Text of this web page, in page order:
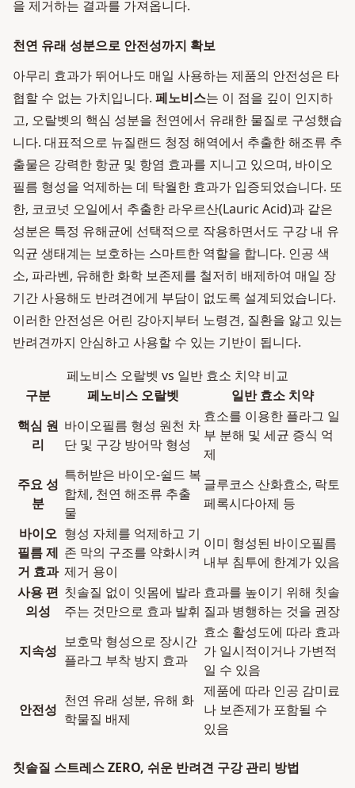
을 제거하는 결과를 가져옵니다.
천연 유래 성분으로 안전성까지 확보
아무리 효과가 뛰어나도 매일 사용하는 제품의 안전성은 타
협할 수 없는 가치입니다. 페노비스는 이 점을 깊이 인지하
고, 오랄벳의 핵심 성분을 천연에서 유래한 물질로 구성했습
니다. 대표적으로 뉴질랜드 청정 해역에서 추출한 해조류 추
출물은 강력한 항균 및 항염 효과를 지니고 있으며, 바이오
필름 형성을 억제하는 데 탁월한 효과가 입증되었습니다. 또
한, 코코넛 오일에서 추출한 라우르산(Lauric Acid)과 같은
성분은 특정 유해균에 선택적으로 작용하면서도 구강 내 유
익균 생태계는 보호하는 스마트한 역할을 합니다. 인공 색
소, 파라벤, 유해한 화학 보존제를 철저히 배제하여 매일 장
기간 사용해도 반려견에게 부담이 없도록 설계되었습니다.
이러한 안전성은 어린 강아지부터 노령견, 질환을 앓고 있는
반려견까지 안심하고 사용할 수 있는 기반이 됩니다.
페노비스 오랄벳 vs 일반 효소 치약 비교
구분
페노비스 오랄벳
일반 효소 치약
핵심 원
리
바이오필름 형성 원천 차
단 및 구강 방어막 형성
효소를 이용한 플라그 일
부 분해 및 세균 증식 억
제
주요 성
분
특허받은 바이오-쉴드 복
합체, 천연 해조류 추출
물
글루코스 산화효소, 락토
페록시다아제 등
바이오
필름 제
거 효과
형성 자체를 억제하고 기
존 막의 구조를 약화시켜
제거 용이
이미 형성된 바이오필름
내부 침투에 한계가 있음
사용 편
의성
칫솔질 없이 잇몸에 발라
주는 것만으로 효과 발휘
효과를 높이기 위해 칫솔
질과 병행하는 것을 권장
지속성
보호막 형성으로 장시간
플라그 부착 방지 효과
효소 활성도에 따라 효과
가 일시적이거나 가변적
일 수 있음
안전성
천연 유래 성분, 유해 화
학물질 배제
제품에 따라 인공 감미료
나 보존제가 포함될 수
있음
칫솔질 스트레스 ZERO, 쉬운 반려견 구강 관리 방법